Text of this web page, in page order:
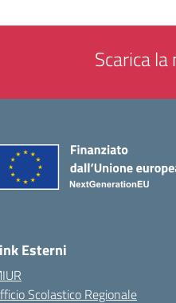
Scarica
Esterni
Scolastico Regionale